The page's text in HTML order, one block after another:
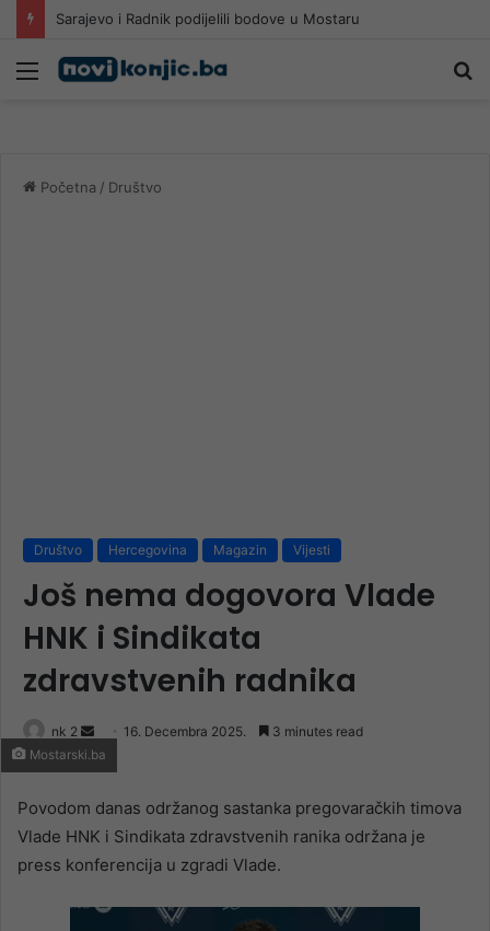
Sarajevo i Radnik podijelili bodove u Mostaru
Meni
Početna / Društvo
Društvo Hercegovina Magazin Vijesti
Još nema dogovora Vlade
HNK i Sindikata
zdravstvenih radnika
nk 2
Send
an
16. Decembra 2025. 3 minutes read
Mostarski.ba
Povodom danas održanog sastanka pregovaračkih timova
Vlade HNK i Sindikata zdravstvenih ranika održana je
press konferencija u zgradi Vlade.